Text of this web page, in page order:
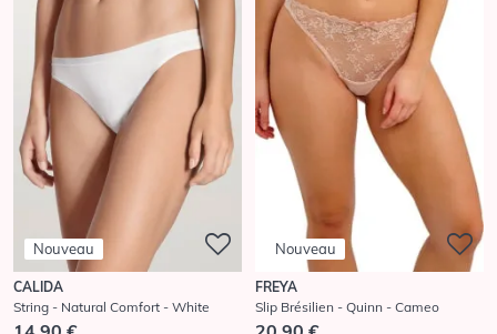
Nouveau
CALIDA
String - Natural Comfort - White
Nouveau
FREYA
Slip Brésilien - Quinn - Cameo